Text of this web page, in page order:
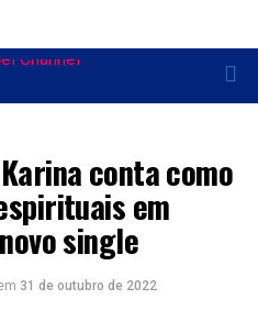
conta como
em
single
31 de outubro de 2022